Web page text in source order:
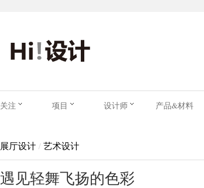
关注 项目 设计师 产品&材料
展厅设计 / 艺术设计
遇见轻舞飞扬的色彩